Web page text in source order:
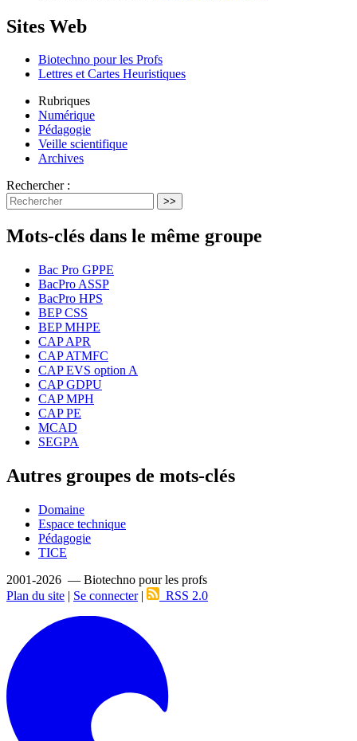
Sites Web
Biotechno pour les Profs
Lettres et Cartes Heuristiques
Rubriques
Numérique
Pédagogie
Veille scientifique
Archives
Rechercher :
>>
Mots-clés dans le même groupe
Bac Pro GPPE
BacPro ASSP
BacPro HPS
BEP CSS
BEP MHPE
CAP APR
CAP ATMFC
CAP EVS option A
CAP GDPU
CAP MPH
CAP PE
MCAD
SEGPA
Autres groupes de mots-clés
Domaine
Espace technique
Pédagogie
TICE
2001-2026 — Biotechno pour les profs
Plan du site | Se connecter| RSS 2.0